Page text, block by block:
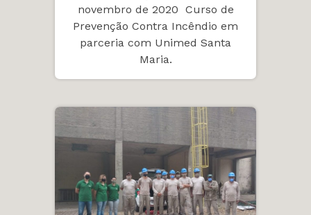
novembro de 2020 Curso de
Prevenção Contra Incêndio em
parceria com Unimed Santa
Maria.